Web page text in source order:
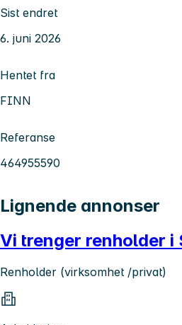
Sist endret
6. juni 2026
Hentet fra
FINN
Referanse
464955590
Lignende annonser
Vi trenger renholder i
Renholder (virksomhet /privat)